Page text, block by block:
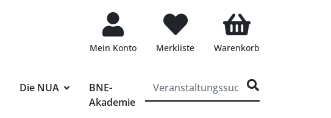
Mein Konto Merkliste Warenkorb
Die NUA
BNE-
Akademie